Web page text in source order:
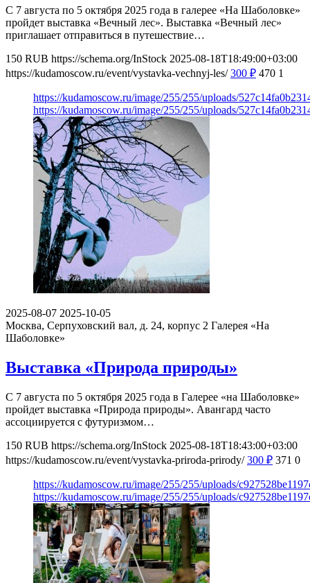
С 7 августа по 5 октября 2025 года в галерее «На Шаболовке»
пройдет выставка «Вечный лес». Выставка «Вечный лес»
приглашает отправиться в путешествие…
150 RUB https://schema.org/InStock 2025-08-18T18:49:00+03:00
https://kudamoscow.ru/event/vystavka-vechnyj-les/ 300 ₽ 470 1
https://kudamoscow.ru/image/255/255/uploads/
https://kudamoscow.ru/image/255/255/uploads/
2025-08-07 2025-10-05
Москва, Серпуховский вал, д. 24, корпус 2 Галерея «На
Шаболовке»
Выставка «Природа природы»
С 7 августа по 5 октября 2025 года в Галерее «на Шаболовке»
пройдет выставка «Природа природы». Авангард часто
ассоциируется с футуризмом…
150 RUB https://schema.org/InStock 2025-08-18T18:43:00+03:00
https://kudamoscow.ru/event/vystavka-priroda-prirody/ 300 ₽ 371 0
https://kudamoscow.ru/image/255/255/uploads/
https://kudamoscow.ru/image/255/255/uploads/